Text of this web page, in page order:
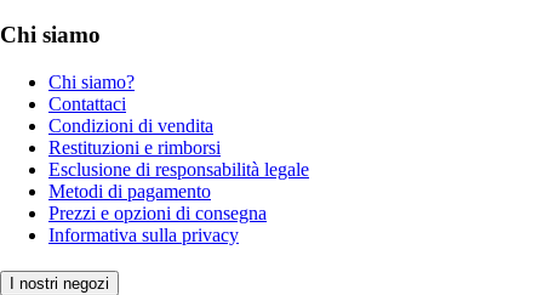
Chi siamo
Chi siamo?
Contattaci
Condizioni di vendita
Restituzioni e rimborsi
Esclusione di responsabilità legale
Metodi di pagamento
Prezzi e opzioni di consegna
Informativa sulla privacy
I nostri negozi